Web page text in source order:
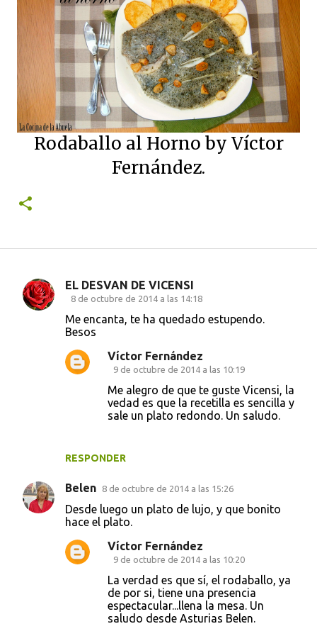
Rodaballo al Horno by Víctor
Fernández.
C
s
EL DESVAN DE VICENSI
8 de octubre de 2014 a las 14:18
Me encanta, te ha quedado estupendo.
Besos
RESPONDER
Víctor Fernández
9 de octubre de 2014 a las 10:19
Me alegro de que te guste Vicensi, la
vedad es que la recetilla es sencilla y
sale un plato redondo. Un saludo.
Belen 8 de octubre de 2014 a las 15:26
Desde luego un plato de lujo, y que bonito
hace el plato.
Víctor Fernández
9 de octubre de 2014 a las 10:20
La verdad es que sí, el rodaballo, ya
de por si, tiene una presencia
espectacular...llena la mesa. Un
saludo desde Asturias Belen.